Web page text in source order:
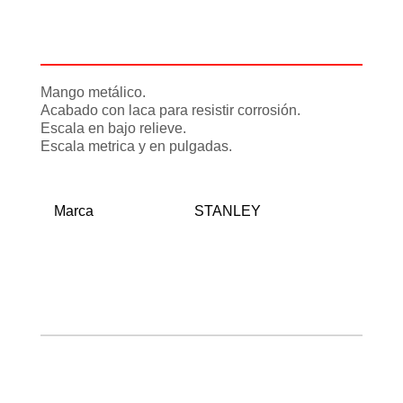
Mango metálico.
Acabado con laca para resistir corrosión.
Escala en bajo relieve.
Escala metrica y en pulgadas.
Marca STANLEY